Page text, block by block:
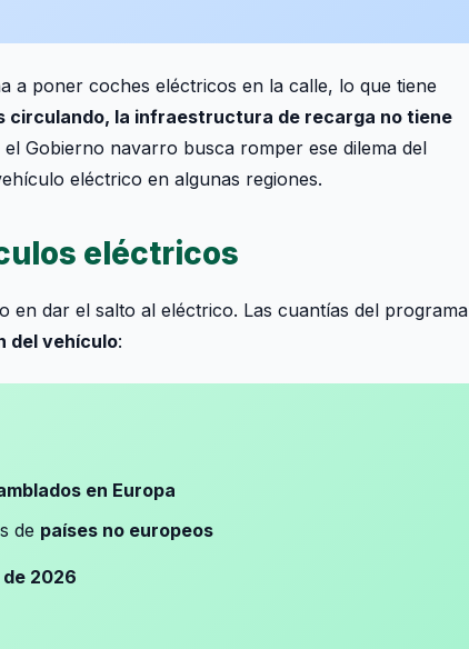
a poner coches eléctricos en la calle, lo que tiene
circulando, la infraestructura de recarga no tiene
Gobierno navarro busca romper ese dilema del
eléctrico en algunas regiones.
eléctricos
en dar el salto al eléctrico. Las cuantías del programa
del vehículo:
en Europa
de países no europeos
2026